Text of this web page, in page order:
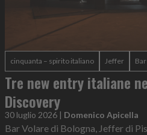
cinquanta – spirito italiano Jeffer
Tre new entry italiane
Discovery
30 luglio 2026 | Domenico Apicella
Bar Volare di Bologna, Jeffer di